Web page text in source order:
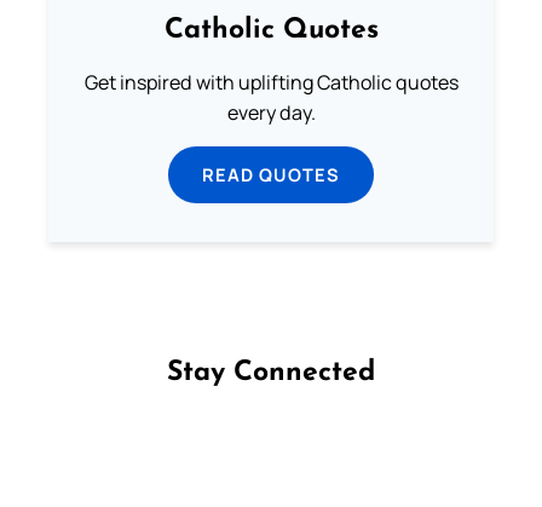
Catholic Quotes
Get inspired with uplifting Catholic quotes
every day.
READ QUOTES
Stay Connected